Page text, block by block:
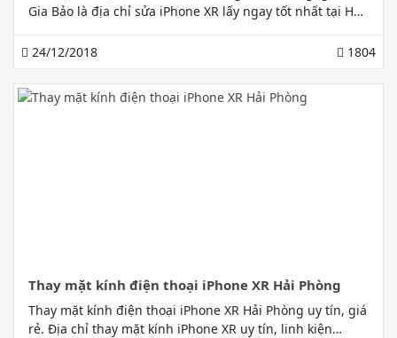
Gia Bảo là địa chỉ sửa iPhone XR lấy ngay tốt nhất tại Hải
24/12/2018
1804
Thay mặt kính điện thoại iPhone XR Hải Phòng
Thay mặt kính điện thoại iPhone XR Hải Phòng uy tín, giá
rẻ. Địa chỉ thay mặt kính iPhone XR uy tín, linh kiện